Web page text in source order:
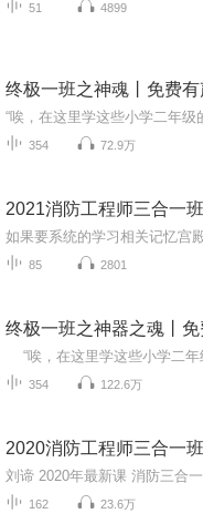
51 4899
终极一班之神魂丨免费
354 72.9万
2021消防工程师三合一
85 2801
终极一班之神器之魂丨
354 122.6万
2020消防工程师三合一
刘谛 2020年最新课 消防三合
162 23.6万